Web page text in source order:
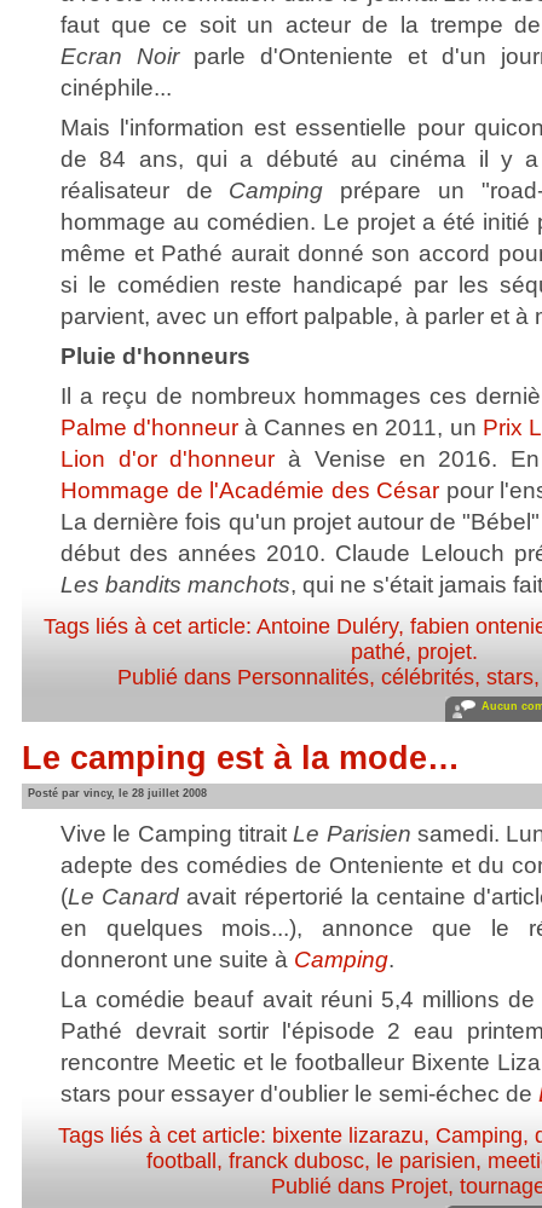
faut que ce soit un acteur de la trempe
Ecran Noirparle d'Onteniente et d'un
cinéphile...
Mais l'information est essentielle pour
de 84 ans, qui a débuté au cinéma il y
réalisateur de Camping prépare un
hommage au comédien. Le projet a été initié
même et Pathé aurait donné son accord
si le comédien reste handicapé par les
parvient, avec un effort palpable, à parler et à
Pluie d'honneurs
Il a reçu de nombreux hommages ces
Palme d'honneur à Cannes en 2011, un Prix
Lion d'or d'honneur à Venise en 2016.
Hommage de l'Académie des César pour
La dernière fois qu'un projet autour de
début des années 2010. Claude Lelouch
Les bandits manchots, qui ne s'était jamais
Tags liés à cet article:Antoine Duléry,fabien
pathé, projet.
Publié dans Personnalités, célébrités, stars
Aucun
Le camping est à la mode…
Posté par vincy, le 28 juillet 2008
Vive le Camping titraitLe Parisien samedi.
adepte des comédies de Onteniente et du
(Le Canard avait répertorié la centaine
en quelques mois...), annonce que le
donneront une suite à Camping.
La comédie beauf avait réuni 5,4 millions
Pathé devrait sortir l'épisode 2 eau
rencontre Meetic et le footballeur Bixente
stars pour essayer d'oublier le semi-échec de
Tags liés à cet article: bixente lizarazu, Camping,
football ,franck dubosc, le parisien,
Publié dans Projet,